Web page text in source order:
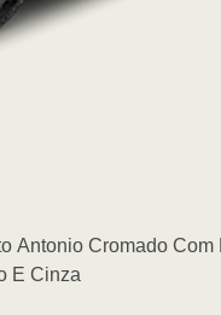
Antonio Cromado Com
E Cinza